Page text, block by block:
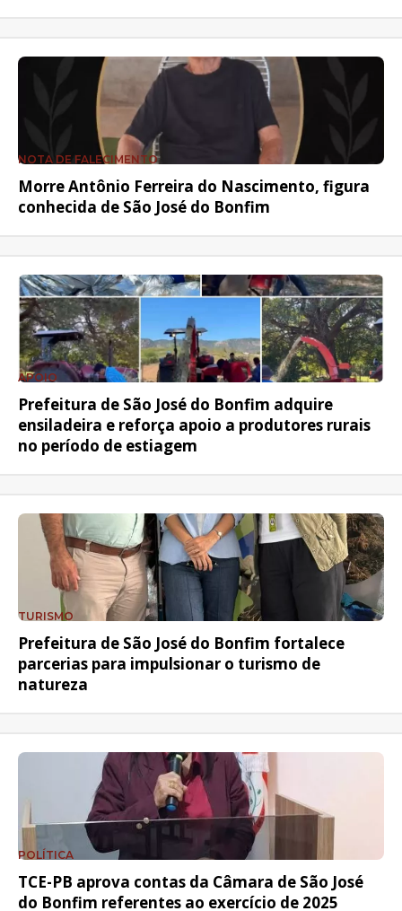
NOTA DE FALECIMENTO
Morre Antônio Ferreira do Nascimento, figura
conhecida de São José do Bonfim
APOIO
Prefeitura de São José do Bonfim adquire
ensiladeira e reforça apoio a produtores rurais
no período de estiagem
TURISMO
Prefeitura de São José do Bonfim fortalece
parcerias para impulsionar o turismo de
natureza
POLÍTICA
TCE-PB aprova contas da Câmara de São José
do Bonfim referentes ao exercício de 2025